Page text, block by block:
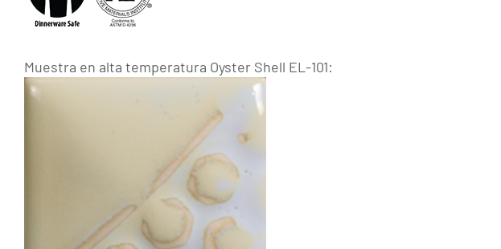
Muestra en alta temperatura Oyster Shell EL-101: